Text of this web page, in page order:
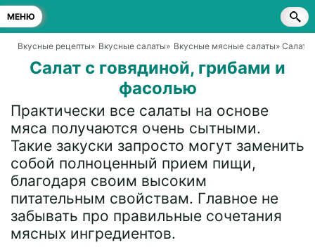
МЕНЮ
Вкусные рецепты» Вкусные салаты» Вкусные мясные салаты» Салат
Салат с говядиной, грибами и
фасолью
Практически все салаты на основе
мяса получаются очень сытными.
Такие закуски запросто могут заменить
собой полноценный прием пищи,
благодаря своим высоким
питательным свойствам. Главное не
забывать про правильные сочетания
мясных ингредиентов.